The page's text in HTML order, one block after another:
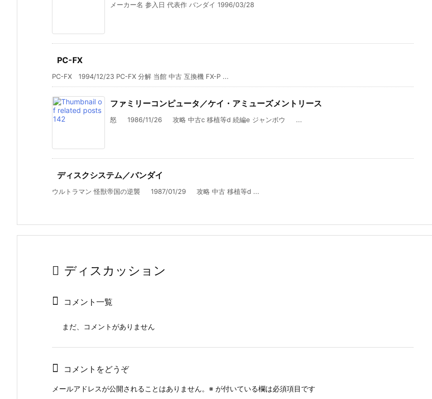
メーカー名 参入日 代表作 バンダイ 1996/03/28
PC-FX
PC-FX 1994/12/23 PC-FX 分解 当館 中古 互換機 FX-P ...
ファミリーコンピュータ／ケイ・アミューズメントリース
怒 1986/11/26 攻略 中古c 移植等d 続編e ジャンボウ ...
ディスクシステム／バンダイ
ウルトラマン 怪獣帝国の逆襲 1987/01/29 攻略 中古 移植等d ...
ディスカッション
コメント一覧
まだ、コメントがありません
コメントをどうぞ
メールアドレスが公開されることはありません。 ※ が付いている欄は必須項目です